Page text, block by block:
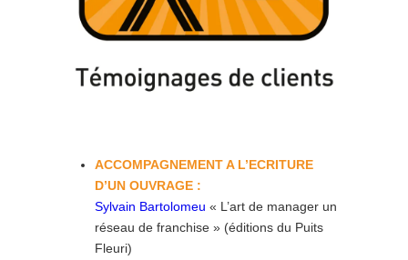
ACCOMPAGNEMENT A L’ECRITURE
D’UN OUVRAGE :
Sylvain Bartolomeu « L’art de manager un
réseau de franchise » (éditions du Puits
Fleuri)